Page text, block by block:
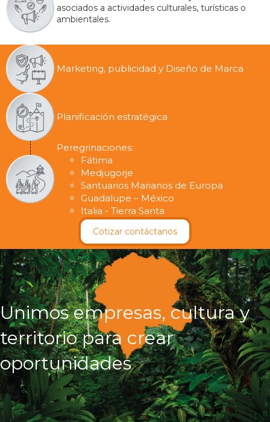
asociados a actividades culturales, turísticas o
ambientales.
Marketing, publicidad y Diseño de Marca
Planificación estratégica
Peregrinaciones:
Fátima
Medjugorje
Santuarios Marianos de Europa
Guadalupe – México
Italia - Tierra Santa
Cotizar contáctanos
Unimos empresas, cultura y
territorio para crear
oportunidades